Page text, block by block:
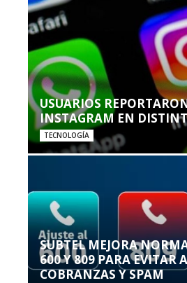
USUARIOS
INSTAGRAM EN
TECNOLOGÍA
SUBTEL MEJORA
600 Y 809 PARA EVITAR
COBRANZAS Y SPAM